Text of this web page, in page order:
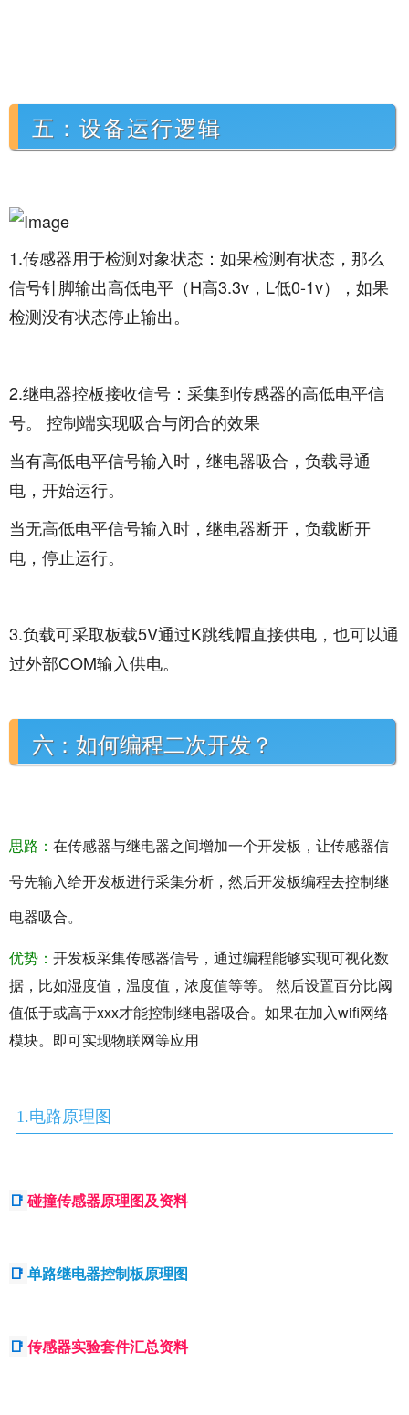
五：设备运行逻辑
1.传感器用于检测对象状态：如果检测有状态，那么
信号针脚输出高低电平（H高3.3v，L低0-1v），如果
检测没有状态停止输出。
2.继电器控板接收信号：采集到传感器的高低电平信
号。 控制端实现吸合与闭合的效果
当有高低电平信号输入时，继电器吸合，负载导通
电，开始运行。
当无高低电平信号输入时，继电器断开，负载断开
电，停止运行。
3.负载可采取板载5V通过K跳线帽直接供电，也可以通
过外部COM输入供电。
六：如何编程二次开发？
思路： 在传感器与继电器之间增加一个开发板，让传感器信
号先输入给开发板进行采集分析，然后开发板编程去控制继
电器吸合。
优势： 开发板采集传感器信号，通过编程能够实现可视化数
据，比如湿度值，温度值，浓度值等等。 然后设置百分比阈
值低于或高于xxx才能控制继电器吸合。如果在加入wifi网络
模块。即可实现物联网等应用
1.电路原理图
📑 碰撞传感器原理图及资料
📑 单路继电器控制板原理图
📑 传感器实验套件汇总资料